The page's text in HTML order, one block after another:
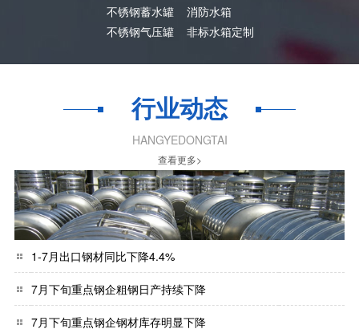
不锈钢蓄水罐
不锈钢气压罐
消防水箱
非标水箱定制
行业动态
HANGYEDONGTAI
查看更多>
1-7月出口钢材同比下降4.4%
7月下旬重点钢企粗钢日产持续下降
7月下旬重点钢企钢材库存明显下降